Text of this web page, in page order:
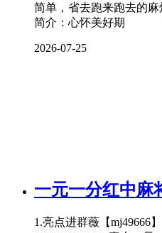
简单，省去跑来跑去的麻
简介：心怀美好期
2026-07-25
一元一分红中麻
1.亮点进群薇【mj49666